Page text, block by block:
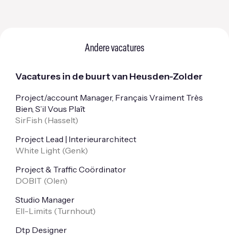
Andere vacatures
Vacatures in de buurt van Heusden-Zolder
Project/account Manager, Français Vraiment Très
Bien, S’il Vous Plaît
SirFish (Hasselt)
Project Lead | Interieurarchitect
White Light (Genk)
Project & Traffic Coördinator
DOBIT (Olen)
Studio Manager
Ell-Limits (Turnhout)
Dtp Designer